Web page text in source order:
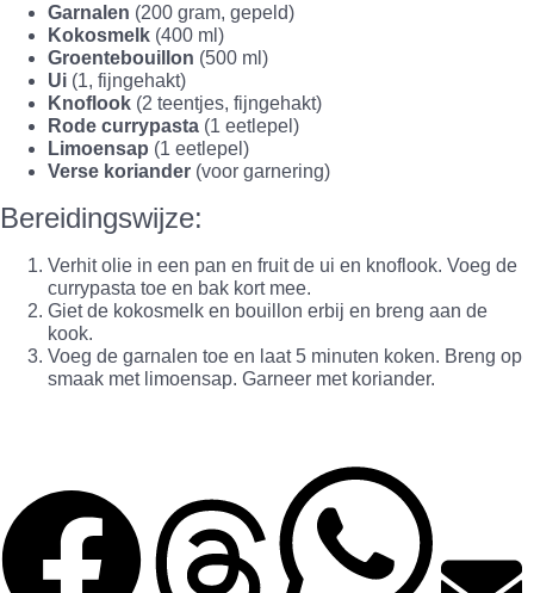
Garnalen (200 gram, gepeld)
Kokosmelk (400 ml)
Groentebouillon (500 ml)
Ui (1, fijngehakt)
Knoflook (2 teentjes, fijngehakt)
Rode currypasta (1 eetlepel)
Limoensap (1 eetlepel)
Verse koriander (voor garnering)
Bereidingswijze:
Verhit olie in een pan en fruit de ui en knoflook. Voeg de
currypasta toe en bak kort mee.
Giet de kokosmelk en bouillon erbij en breng aan de
kook.
Voeg de garnalen toe en laat 5 minuten koken. Breng op
smaak met limoensap. Garneer met koriander.